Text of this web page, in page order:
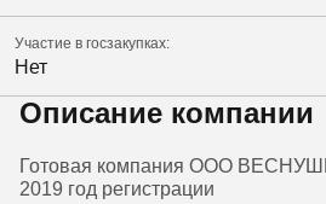
Участие в госзакупках:
Нет
Описание компании
Готовая компания ООО
2019 год регистрации